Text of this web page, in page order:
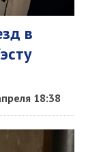
в
18:38